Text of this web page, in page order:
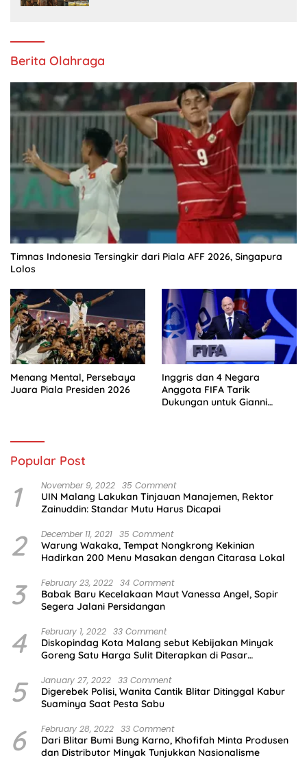
Berita Olahraga
Timnas Indonesia Tersingkir dari Piala AFF 2026, Singapura
Lolos
Menang Mental, Persebaya
Juara Piala Presiden 2026
Inggris dan 4 Negara
Anggota FIFA Tarik
Dukungan untuk Gianni
Popular Post
1 November 9, 2022 35 Comment
UIN Malang Lakukan Tinjauan Manajemen, Rektor
Zainuddin: Standar Mutu Harus Dicapai
2 December 11, 2021 35 Comment
Warung Wakaka, Tempat Nongkrong Kekinian
Hadirkan 200 Menu Masakan dengan Citarasa Lokal
3 February 23, 2022 34 Comment
Babak Baru Kecelakaan Maut Vanessa Angel, Sopir
Segera Jalani Persidangan
4 February 1, 2022 33 Comment
Diskopindag Kota Malang sebut Kebijakan Minyak
Goreng Satu Harga Sulit Diterapkan di Pasar
5 January 27, 2022 33 Comment
Digerebek Polisi, Wanita Cantik Blitar Ditinggal Kabur
Suaminya Saat Pesta Sabu
6 February 28, 2022 33 Comment
Dari Blitar Bumi Bung Karno, Khofifah Minta Produsen
dan Distributor Minyak Tunjukkan Nasionalisme